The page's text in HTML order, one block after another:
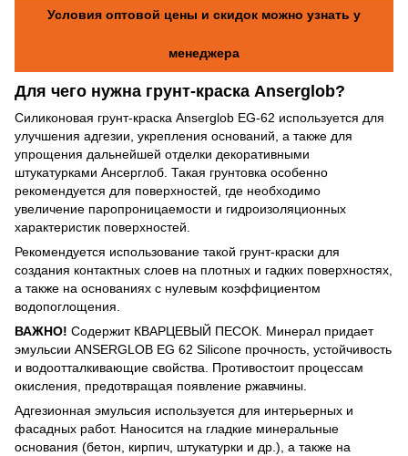
Условия оптовой цены и скидок можно узнать у
менеджера
Для чего нужна грунт-краска Anserglob?
Силиконовая грунт-краска Anserglob EG-62 используется для
улучшения адгезии, укрепления оснований, а также для
упрощения дальнейшей отделки декоративными
штукатурками Ансерглоб. Такая грунтовка особенно
рекомендуется для поверхностей, где необходимо
увеличение паропроницаемости и гидроизоляционных
характеристик поверхностей.
Рекомендуется использование такой грунт-краски для
создания контактных слоев на плотных и гадких поверхностях,
а также на основаниях с нулевым коэффициентом
водопоглощения.
ВАЖНО! Содержит КВАРЦЕВЫЙ ПЕСОК. Минерал придает
эмульсии ANSERGLOB EG 62 Silicone прочность, устойчивость
и водоотталкивающие свойства. Противостоит процессам
окисления, предотвращая появление ржавчины.
Адгезионная эмульсия используется для интерьерных и
фасадных работ. Наносится на гладкие минеральные
основания (бетон, кирпич, штукатурки и др.), а также на